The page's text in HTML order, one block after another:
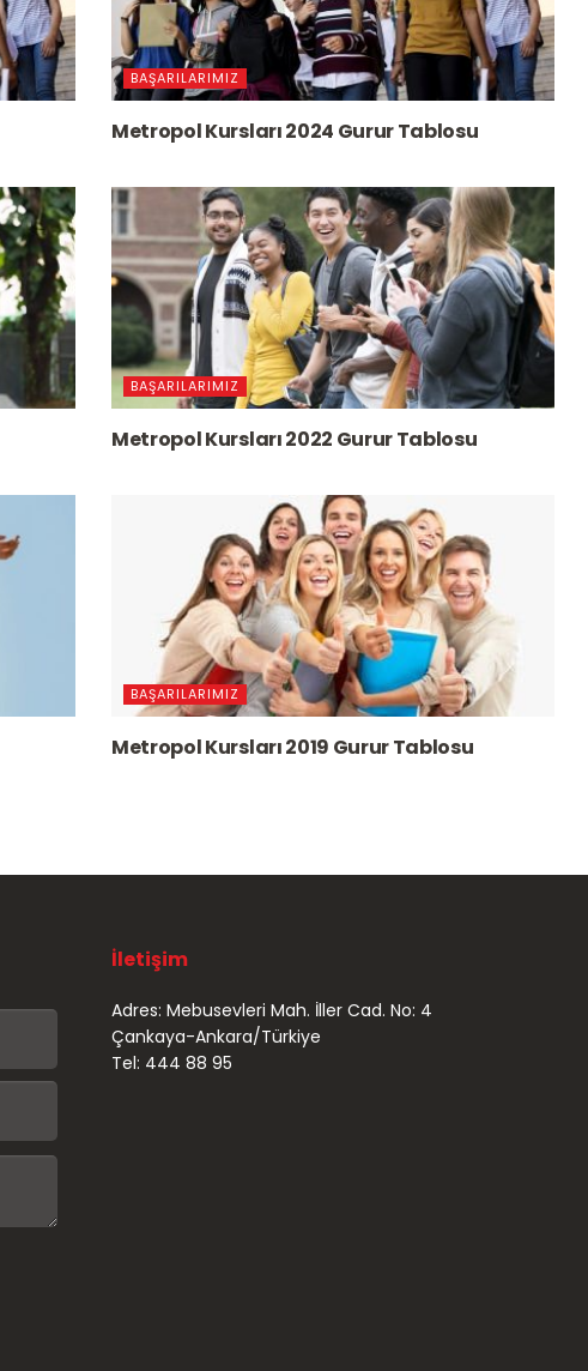
BAŞARILARIMIZ
Metropol Kursları 2024 Gurur Tablosu
BAŞARILARIMIZ
Metropol Kursları 2022 Gurur Tablosu
BAŞARILARIMIZ
Metropol Kursları 2019 Gurur Tablosu
İletişim
Adres: Mebusevleri Mah. İller Cad. No: 4
Çankaya-Ankara/Türkiye
Tel: 444 88 95